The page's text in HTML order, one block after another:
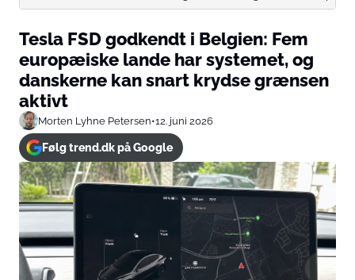
Tesla FSD godkendt i Belgien: Fem
europæiske lande har systemet, og
danskerne kan snart krydse grænsen
aktivt
Morten Lyhne Petersen•12. juni 2026
Følg trend.dk på Google